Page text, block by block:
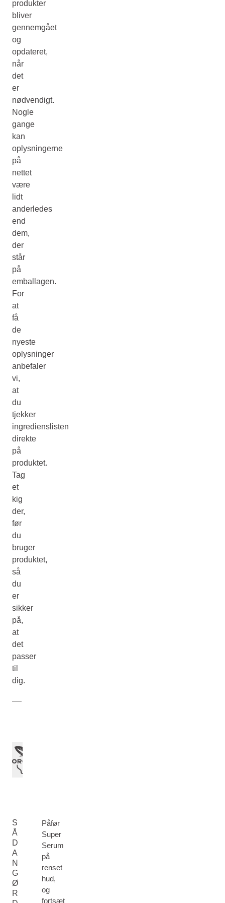
produkter
bliver
gennemgået
og
opdateret,
når
det
er
nødvendigt.
Nogle
gange
kan
oplysningerne
på
nettet
være
lidt
anderledes
end
dem,
der
står
på
emballagen.
For
at
få
de
nyeste
oplysninger
anbefaler
vi,
at
du
tjekker
ingredienslisten
direkte
på
produktet.
Tag
et
kig
der,
før
du
bruger
produktet,
så
du
er
sikker
på,
at
det
passer
til
dig.
S
Å
D
A
N
G
Ø
R
Påfør
Super
Serum
på
renset
hud,
og
fortsæt